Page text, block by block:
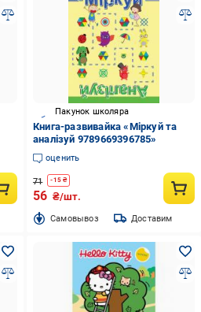
Пакунок школяра
Книга-развивайка «Міркуй та
аналізуй 9789669396785»
оценить
71 -15₴
56 ₴/шт.
Cамовывоз Доставим